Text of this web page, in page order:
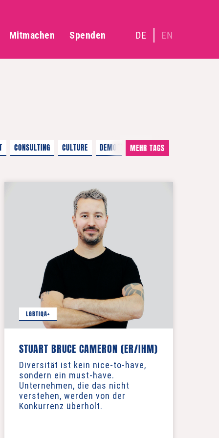
Mitmachen Spenden DE EN
CONSULTING CULTURE DEMOCRACYMEHR TAGS
LGBTIQA+
STUART BRUCE CAMERON (ER/IHM)
Diversität ist kein nice-to-have,
sondern ein must-have.
Unternehmen, die das nicht
verstehen, werden von der
Konkurrenz überholt.